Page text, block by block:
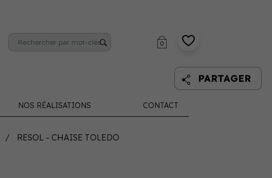
0
NOS RÉALISATIONS CONTACT
PARTAGER
RESOL - CHAISE TOLEDO